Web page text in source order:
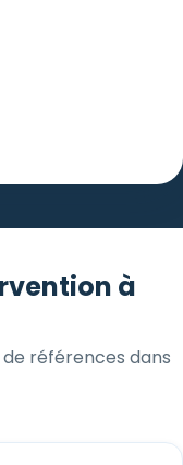
à
de références dans